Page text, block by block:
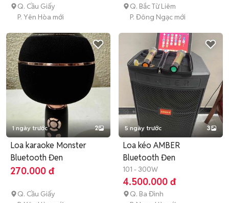
Q. Cầu Giấy
P. Yên Hòa mới
Q. Bắc Từ Liêm
P. Đông Ngạc mới
1 ngày trước 2
Loa karaoke Monster
Bluetooth Đen
270.000 đ
Q. Cầu Giấy
5 ngày trước 3
Loa kéo AMBER
Bluetooth Đen
101 - 300W
4.500.000 đ
Q. Ba Đình